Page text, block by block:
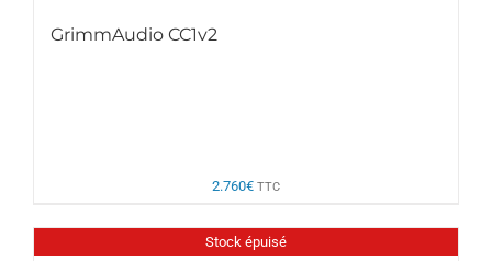
GrimmAudio CC1v2
2.760€ TTC
Stock épuisé